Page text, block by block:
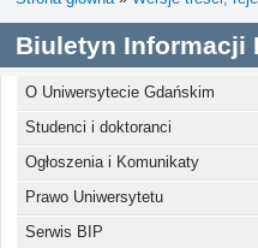
Biuletyn Informacji
O Uniwersytecie Gdańskim
Studenci i doktoranci
Ogłoszenia i Komunikaty
Prawo Uniwersytetu
Serwis BIP